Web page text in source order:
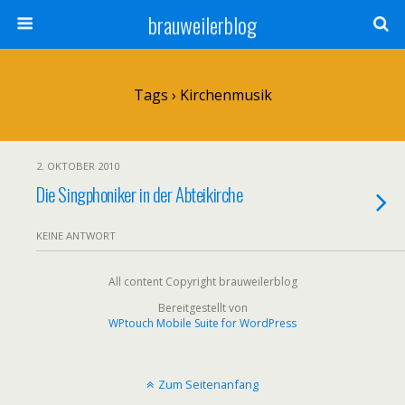
brauweilerblog
Tags › Kirchenmusik
2. OKTOBER 2010
Die Singphoniker in der Abteikirche
KEINE ANTWORT
All content Copyright brauweilerblog
Bereitgestellt von
WPtouch Mobile Suite for WordPress
Zum Seitenanfang